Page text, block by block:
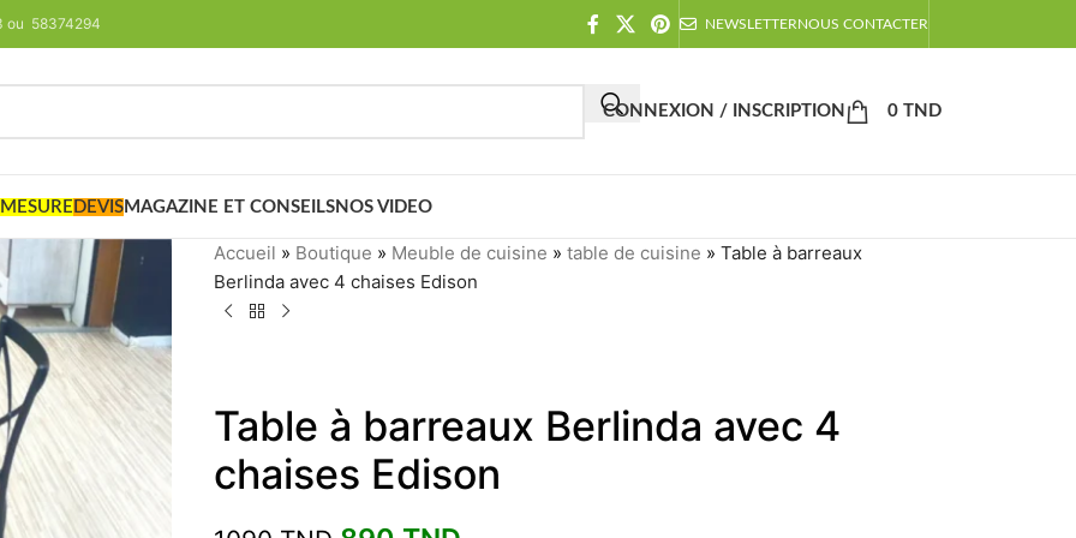
ou 58374294 NEWSLETTERNOUS CONTACTER
CONNEXION / INSCRIPTION 0 TND
DEVIS MAGAZINE ET CONSEILS NOS VIDEO
Accueil » Boutique » Meuble de cuisine » table de cuisine » Table à barreaux
Berlinda avec 4 chaises Edison
Table à barreaux Berlinda avec 4
chaises Edison